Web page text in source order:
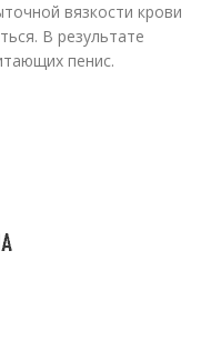
вязкости крови
В результате
пенис.